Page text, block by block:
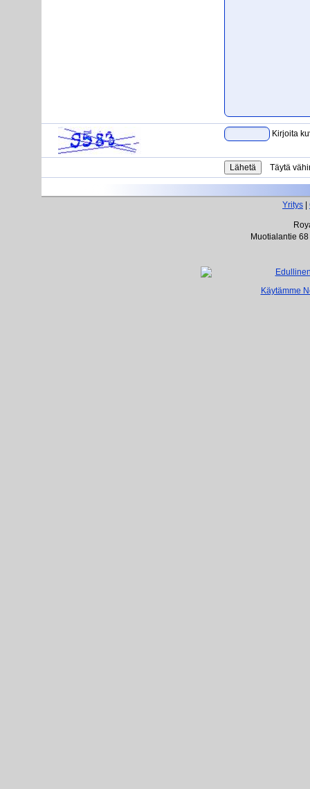
Kirjoita
Täytä
Yritys
Muotialantie
Käytämme